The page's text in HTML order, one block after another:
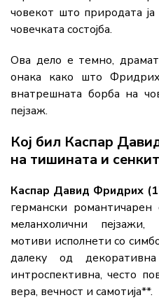
човекот што природата
човечката состојба.
Ова дело е темно,
онака како што
внатрешната борба на
пејзаж.
Кој бил Каспар
на тишината и
Каспар Давид Фридрих
германски
меланхолични
мотиви исполнети со
далеку од
интроспективна, често
вера, вечност и самотија**.